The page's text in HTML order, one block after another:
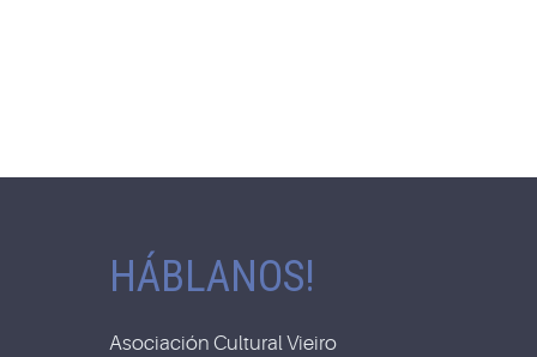
HÁBLANOS!
Asociación Cultural Vieiro